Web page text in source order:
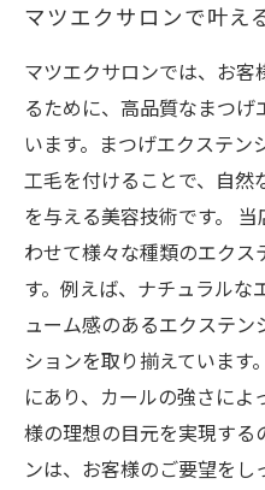
マツエクサロンで叶え
マツエクサロンでは、お
るために、高品質なまつ
います。まつげエクステン
工毛を付けることで、自
を与える美容技術です。
わせて様々な種類のエク
す。例えば、ナチュラルな
ューム感のあるエクステ
ションを取り揃えていま
にあり、カールの強さに
様の理想の目元を実現する
ンは、お客様のご要望をし